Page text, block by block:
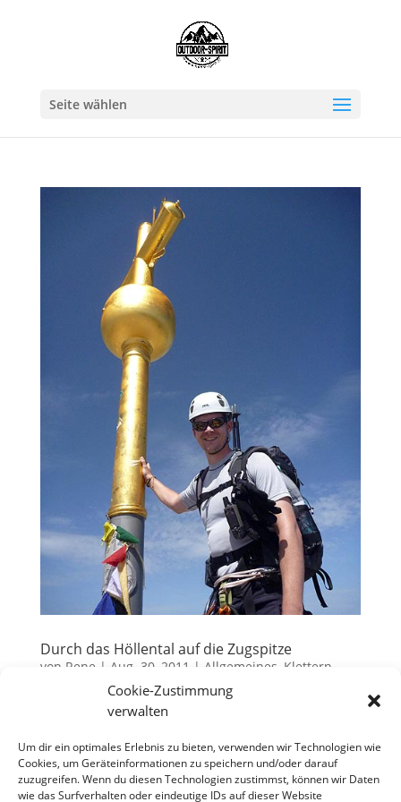
Cookie-Zustimmung
verwalten
Um dir ein optimales Erlebnis zu bieten, verwenden wir Technologien wie
Cookies, um Geräteinformationen zu speichern und/oder darauf
zuzugreifen. Wenn du diesen Technologien zustimmst, können wir Daten
wie das Surfverhalten oder eindeutige IDs auf dieser Website
Seite wählen
Durch das Höllental auf die Zugspitze
von Rene | Aug. 30, 2011 | Allgemeines Klettern
kommen… “ „Wir könnten den Jungs mal den
höchsten Berg Deutschlands zeigen. Da fährt auch
eine Gondel hoch. Wir treffen uns dann dort oben.